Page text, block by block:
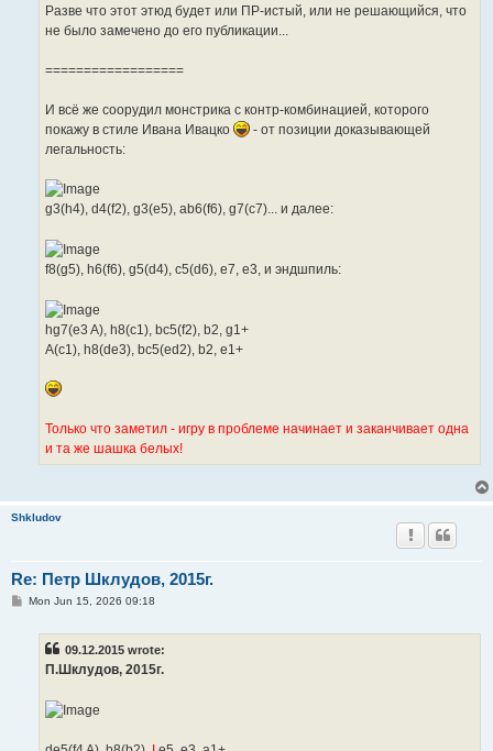
Разве что этот этюд будет или ПР-истый, или не решающийся, что
не было замечено до его публикации...
==================
И всё же соорудил монстрика с контр-комбинацией, которого
покажу в стиле Ивана Ивацко
- от позиции доказывающей
легальность:
g3(h4), d4(f2), g3(e5), ab6(f6), g7(c7)... и далее:
f8(g5), h6(f6), g5(d4), c5(d6), e7, e3, и эндшпиль:
hg7(e3 A), h8(c1), bc5(f2), b2, g1+
A(c1), h8(de3), bc5(ed2), b2, e1+
Только что заметил - игру в проблеме начинает и заканчивает одна
и та же шашка белых!
Shkludov
Re: Петр Шклудов, 2015г.
PMon Jun 15, 2026 09:18
09.12.2015 wrote:
П.Шклудов, 2015г.